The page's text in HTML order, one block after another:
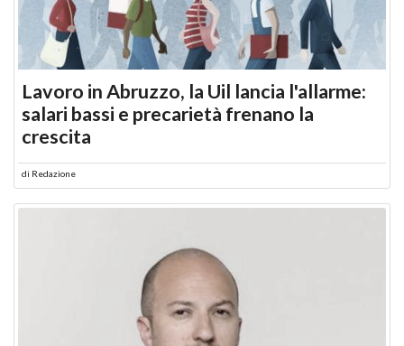
Lavoro in Abruzzo, la Uil lancia l'allarme:
salari bassi e precarietà frenano la
crescita
di Redazione